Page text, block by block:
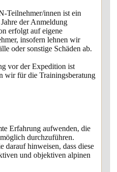
Teilnehmer/innen ist ein
der Anmeldung
erfolgt auf eigene
insofern lehnen wir
oder sonstige Schäden ab.
vor der Expedition ist
wir für die Trainingsberatung
Erfahrung aufwenden, die
durchzuführen.
darauf hinweisen, dass diese
und objektiven alpinen